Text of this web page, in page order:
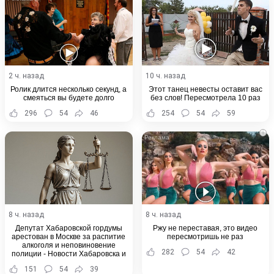
2 ч. назад
Ролик длится несколько секунд, а
смеяться вы будете долго
296
54 46
10 ч. назад
Этот танец невесты оставит вас
без слов! Пересмотрела 10 раз
254
54 59
8 ч. назад
Депутат Хабаровской гордумы
арестован в Москве за распитие
алкоголя и неповиновение
полиции - Новости Хабаровска и
151 54 39
i
8 ч. назад
Ржу не переставая, это видео
пересмотришь не раз
282
54 42